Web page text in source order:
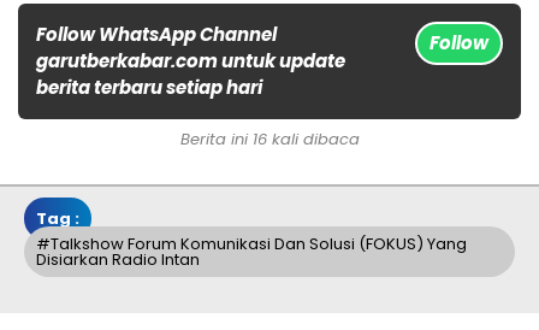
Follow WhatsApp Channel
garutberkabar.com untuk update
berita terbaru setiap hari
Follow
Berita ini 16 kali dibaca
Tag :
#Talkshow Forum Komunikasi Dan Solusi (FOKUS) Yang
Disiarkan Radio Intan